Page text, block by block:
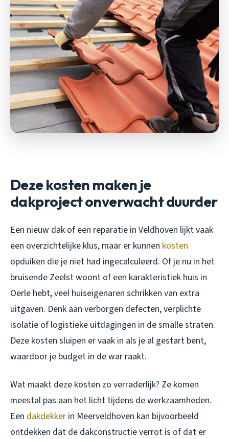
Deze kosten maken je
dakproject onverwacht duurder
Een nieuw dak of een reparatie in Veldhoven lijkt vaak
een overzichtelijke klus, maar er kunnen kosten
opduiken die je niet had ingecalculeerd. Of je nu in het
bruisende Zeelst woont of een karakteristiek huis in
Oerle hebt, veel huiseigenaren schrikken van extra
uitgaven. Denk aan verborgen defecten, verplichte
isolatie of logistieke uitdagingen in de smalle straten.
Deze kosten sluipen er vaak in als je al gestart bent,
waardoor je budget in de war raakt.
Wat maakt deze kosten zo verraderlijk? Ze komen
meestal pas aan het licht tijdens de werkzaamheden.
Een dakdekker in Meerveldhoven kan bijvoorbeeld
ontdekken dat de dakconstructie verrot is of dat er